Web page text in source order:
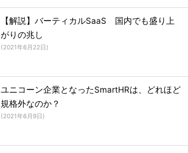
【解説】バーティカルSaaS 国内でも盛り上
がりの兆し
(2021年6月22日)
ユニコーン企業となったSmartHRは、どれほど
規格外なのか？
(2021年6月9日)